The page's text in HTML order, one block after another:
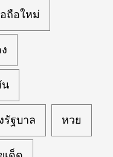
ถือใหม่
น
รัฐบาล หวย